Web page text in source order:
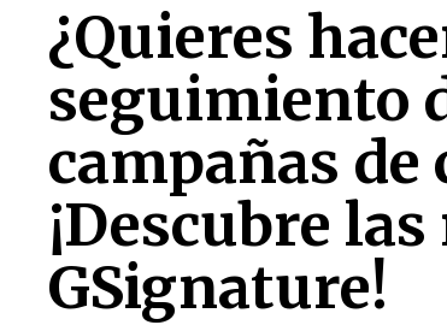
¿Quieres
seguimiento
campañas de
¡Descubre
GSignature!